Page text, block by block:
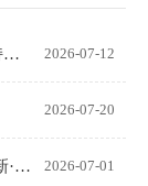
2026-07-12
赣南科技学院2026年录取分数统计（持续更新中）
2026-07-20
2026-07-01
赣南科技学院2026招生计划：扩招·增新·优分组